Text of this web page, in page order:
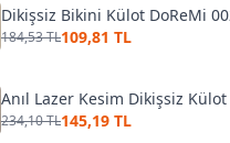
Dikişsiz Bikini Külot DoReMi
184,53 TL109,81 TL
Anıl Lazer Kesim Dikişsiz
234,10 TL145,19 TL